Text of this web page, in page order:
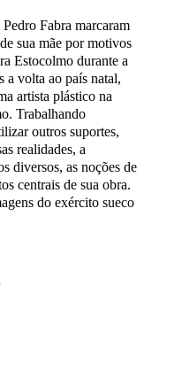
Fabra marcaram
sua mãe por motivos
Estocolmo durante a
a volta ao país natal,
artista plástico na
Trabalhando
outros suportes,
realidades, a
diversos, as noções de
centrais de sua obra.
do exército sueco